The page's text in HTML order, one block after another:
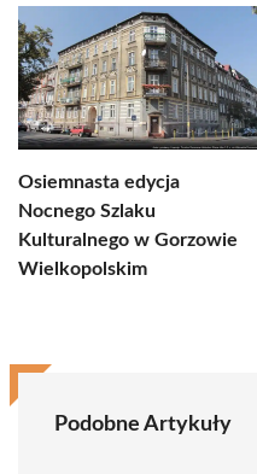
Osiemnasta edycja
Nocnego Szlaku
Kulturalnego w Gorzowie
Wielkopolskim
Podobne Artykuły